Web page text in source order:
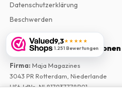
9,3★★★★★
1.251 Bewertungen
Datenschutzerklärung
Beschwerden
Unternehmensinformationen
Firma: Maja Magazines
3043 PR Rotterdam, Niederlande
USt-IdNr.:NL817937778B01